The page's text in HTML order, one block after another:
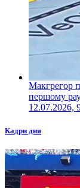
Макгрегор
першому
12.07.2026,
Кадри дня